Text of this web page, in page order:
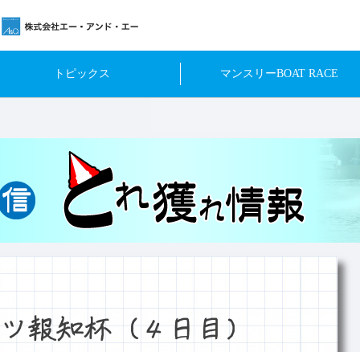
トピックス マンスリーBOAT RACE
報知杯（４日目）